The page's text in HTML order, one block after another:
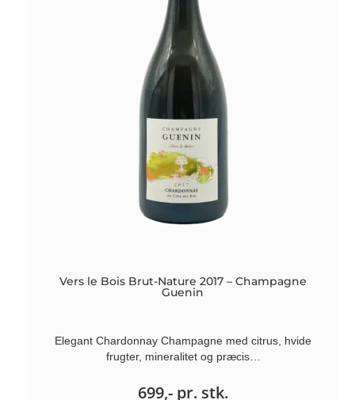
Vers le Bois Brut-Nature 2017 – Champagne
Guenin
Elegant Chardonnay Champagne med citrus, hvide
frugter, mineralitet og præcis…
699,- pr. stk.